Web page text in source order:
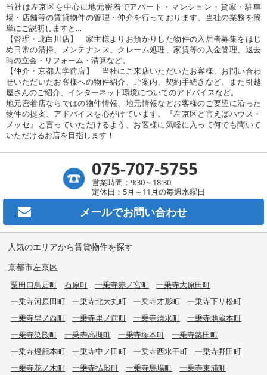
当社は左京区を中心に地元密着でアパート・マンション・貸家・駐車
場・店舗等の賃貸物件の管理・仲介を行っております。当社の業務を簡
単にご説明しますと…
【管理・北白川店】 家主様よりお預かりした物件の入居者募集をはじ
め日常の清掃、メンテナンス、クレーム処理、家賃等の入金管理、退去
時の立会・リフォーム・清算など。
【仲介・京都大学前店】 当社にご来店いただいたお客様、お問い合わ
せいただいたお客様への物件紹介、ご案内、契約手続きなど。また引越
屋さんのご紹介、インターネット環境についてのアドバイスなど。
地元密着店ならではの物件情報、地元情報などお客様のご要望に沿った
物件の提案、アドバイスを心がけています。『左京区と言えばハウス・
メッセ』と言っていただけるよう、お客様に気軽に入って何でも聞いて
いただけるお店を目指します！
075-707-5755
営業時間：9:30～18:30
定休日：5月～11月の毎週水曜日
メールでお問い合わせ
人気のエリアから賃貸物件を探す
京都市左京区
粟田口鳥居町 石原町 一乗寺赤ノ宮町
一乗寺大原田町
一乗寺河原田町
一乗寺北大丸町 一乗寺才形町
一乗寺下リ松町
一乗寺里ノ西町
一乗寺里ノ前町 一乗寺清水町
一乗寺地蔵本町
一乗寺染殿町
一乗寺高槻町 一乗寺塚本町
一乗寺築田町
一乗寺燈籠本町
一乗寺中ノ田町 一乗寺西水干町
一乗寺野田町
一乗寺花ノ木町
一乗寺払殿町 一乗寺馬場町
一乗寺東浦町